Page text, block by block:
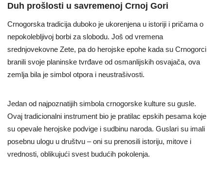
Duh prošlosti u savremenoj Crnoj Gori
Crnogorska tradicija duboko je ukorenjena u istoriji i pričama o
nepokolebljivoj borbi za slobodu. Još od vremena
srednjovekovne Zete, pa do herojske epohe kada su Crnogorci
branili svoje planinske tvrđave od osmanlijskih osvajača, ova
zemlja bila je simbol otpora i neustrašivosti.
Jedan od najpoznatijih simbola crnogorske kulture su gusle.
Ovaj tradicionalni instrument bio je pratilac epskih pesama koje
su opevale herojske podvige i sudbinu naroda. Guslari su imali
posebnu ulogu u društvu – oni su prenosili istoriju, mitove i
vrednosti, oblikujući svest budućih pokolenja.